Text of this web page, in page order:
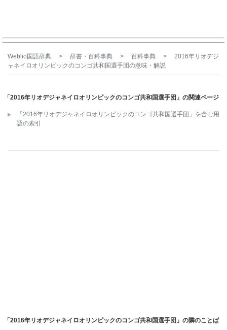
Weblio国語辞典 > 辞書・百科事典 > 百科事典 >
2016年リオデジ
ャネイロオリンピックのコンゴ共和国選手団の意味・解説
「2016年リオデジャネイロオリンピックのコンゴ共和国選手団」の関連ページ
「2016年リオデジャネイロオリンピックのコンゴ共和国選手団」を含む用
語の索引
「2016年リオデジャネイロオリンピックのコンゴ共和国選手団」の隣のことば